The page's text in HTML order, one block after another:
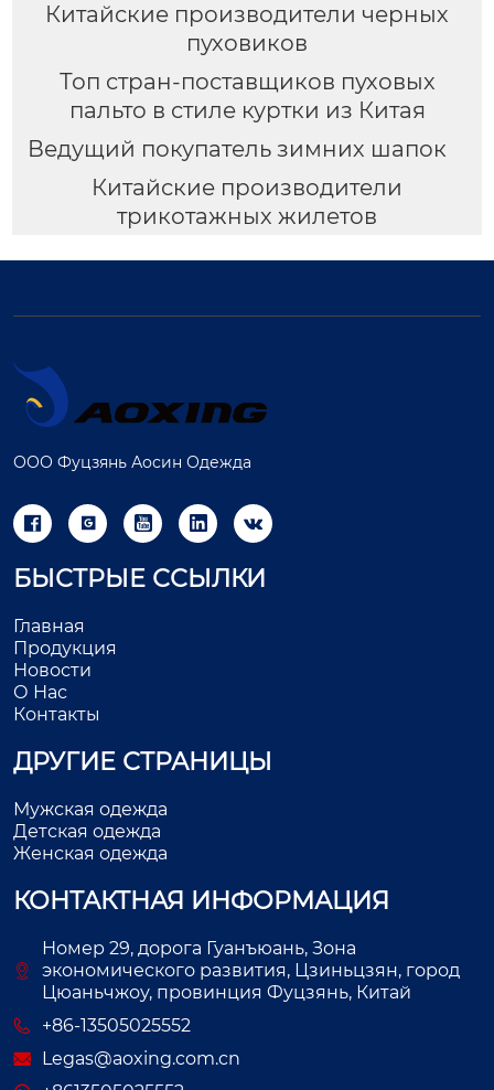
Китайские производители черных
пуховиков
Топ стран-поставщиков пуховых
пальто в стиле куртки из Китая
Ведущий покупатель зимних шапок
Китайские производители
трикотажных жилетов
ООО Фуцзянь Аосин Одежда
    
БЫСТРЫЕ ССЫЛКИ
Главная
Продукция
Новости
О Нас
Контакты
ДРУГИЕ СТРАНИЦЫ
Мужская одежда
Детская одежда
Женская одежда
КОНТАКТНАЯ ИНФОРМАЦИЯ
Номер 29, дорога Гуанъюань, Зона
экономического развития, Цзиньцзян, город
Цюаньчжоу, провинция Фуцзянь, Китай
+86-13505025552
Legas@aoxing.com.cn